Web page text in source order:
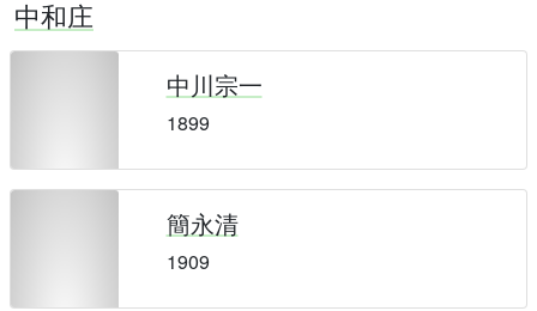
中和庄
中川宗一
1899
簡永清
1909